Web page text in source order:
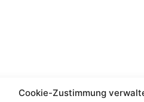
Cookie-Zustimmung